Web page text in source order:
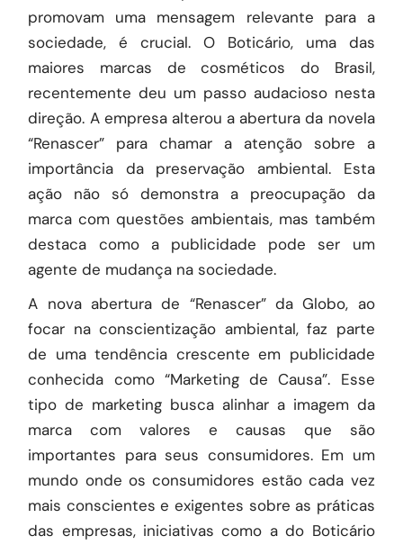
promovam uma mensagem relevante para a
sociedade, é crucial. O Boticário, uma das
maiores marcas de cosméticos do Brasil,
recentemente deu um passo audacioso nesta
direção. A empresa alterou a abertura da novela
“Renascer” para chamar a atenção sobre a
importância da preservação ambiental. Esta
ação não só demonstra a preocupação da
marca com questões ambientais, mas também
destaca como a publicidade pode ser um
agente de mudança na sociedade.
A nova abertura de “Renascer” da Globo, ao
focar na conscientização ambiental, faz parte
de uma tendência crescente em publicidade
conhecida como “Marketing de Causa”. Esse
tipo de marketing busca alinhar a imagem da
marca com valores e causas que são
importantes para seus consumidores. Em um
mundo onde os consumidores estão cada vez
mais conscientes e exigentes sobre as práticas
das empresas, iniciativas como a do Boticário